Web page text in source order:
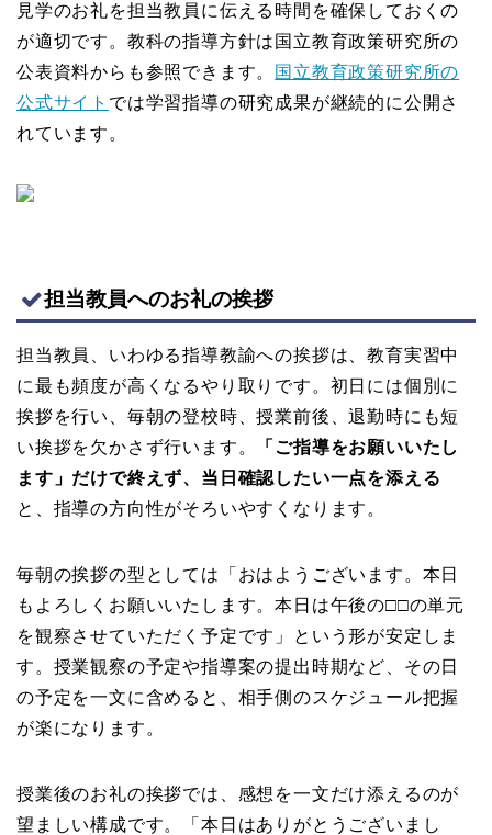
見学のお礼を担当教員に伝える時間を確保しておくの
が適切です。教科の指導方針は国立教育政策研究所の
公表資料からも参照できます。
国立教育政策研究所の
公式サイト では学習指導の研究成果が継続的に公開さ
れています。
担当教員へのお礼の挨拶
担当教員、いわゆる指導教諭への挨拶は、教育実習中
に最も頻度が高くなるやり取りです。初日には個別に
挨拶を行い、毎朝の登校時、授業前後、退勤時にも短
い挨拶を欠かさず行います。
「ご指導をお願いいたし
ます」だけで終えず、当日確認したい一点を添える
と、指導の方向性がそろいやすくなります。
毎朝の挨拶の型としては「おはようございます。本日
もよろしくお願いいたします。本日は午後の□□の単元
を観察させていただく予定です」という形が安定しま
す。授業観察の予定や指導案の提出時期など、その日
の予定を一文に含めると、相手側のスケジュール把握
が楽になります。
授業後のお礼の挨拶では、感想を一文だけ添えるのが
望ましい構成です。「本日はありがとうございまし